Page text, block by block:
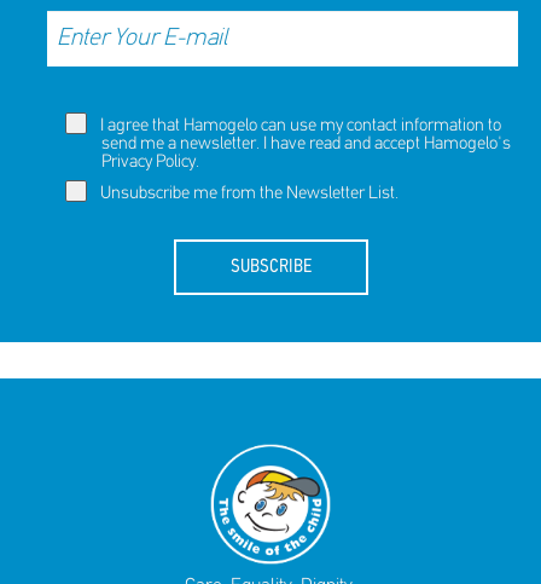
I agree that Hamogelo can use my contact information to
send me a newsletter. I have read and accept Hamogelo's
Privacy Policy.
Unsubscribe me from the Newsletter List.
SUBSCRIBE